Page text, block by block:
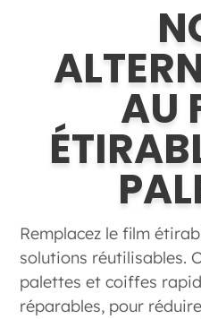
AU
Remplacez le film
solutions réutilisables.
palettes et coiffes
réparables, pour